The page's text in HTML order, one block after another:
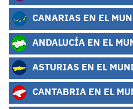
CANARIAS EN EL
ANDALUCÍA EN EL
ASTURIAS EN EL
CANTABRIA EN EL